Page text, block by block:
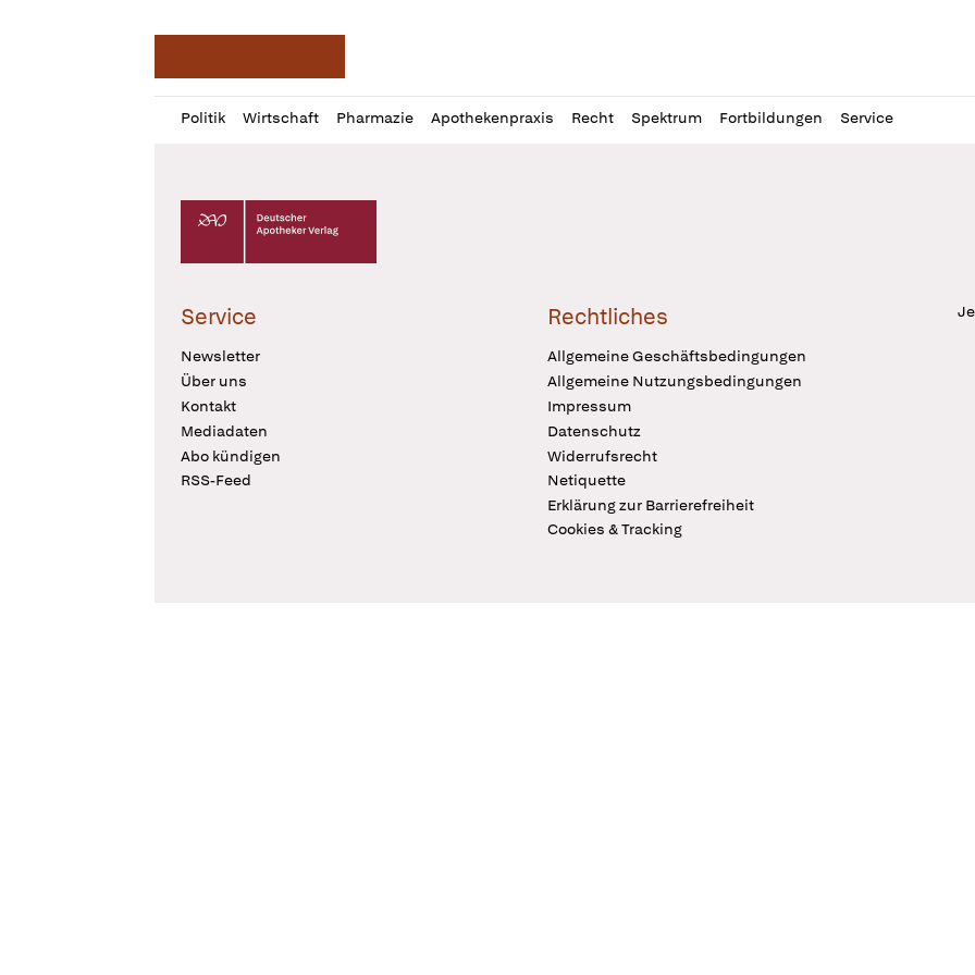
Politik Wirtschaft Pharmazie Apothekenpraxis Recht Spektrum Fortbildungen Service
Profil
öffnen
Daz
Pur
Deutscher Apotheker Verlag Logo
Service
Newsletter
Über uns
Kontakt
Mediadaten
Abo kündigen
RSS-Feed
Rechtliches
Allgemeine Geschäftsbedingungen
Allgemeine Nutzungsbedingungen
Impressum
Datenschutz
Widerrufsrecht
Netiquette
Erklärung zur Barrierefreiheit
Cookies & Tracking